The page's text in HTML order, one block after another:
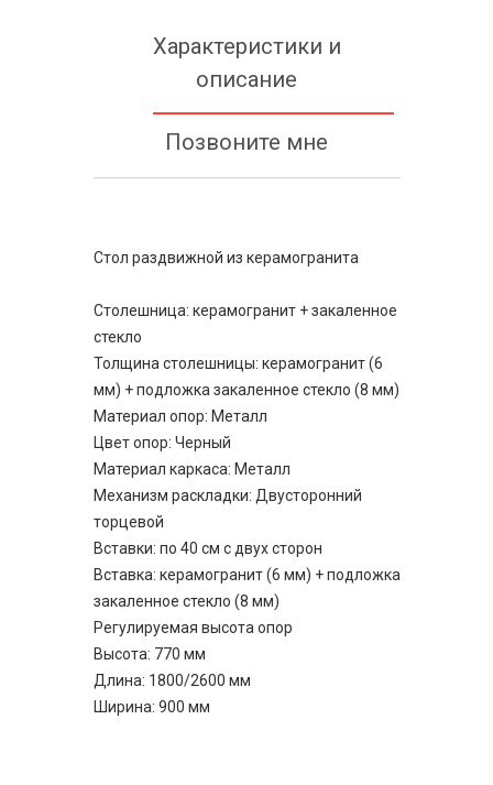
Характеристики и
описание
Позвоните мне
Стол раздвижной из керамогранита
Столешница: керамогранит + закаленное
стекло
Толщина столешницы: керамогранит (6
мм) + подложка закаленное стекло (8 мм)
Материал опор: Металл
Цвет опор: Черный
Материал каркаса: Металл
Механизм раскладки: Двусторонний
торцевой
Вставки: по 40 см с двух сторон
Вставка: керамогранит (6 мм) + подложка
закаленное стекло (8 мм)
Регулируемая высота опор
Высота: 770 мм
Длина: 1800/2600 мм
Ширина: 900 мм